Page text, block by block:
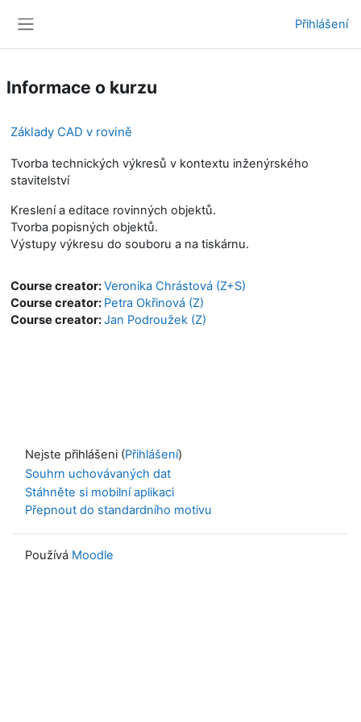
Přihlášení
Informace o kurzu
Základy CAD v rovině
Tvorba technických výkresů v kontextu inženýrského
stavitelství
Kreslení a editace rovinných objektů.
Tvorba popisných objektů.
Výstupy výkresu do souboru a na tiskárnu.
Course creator:Veronika Chrástová (Z+S)
Course creator: Petra Okřinová (Z)
Course creator:Jan Podroužek (Z)
Nejste přihlášeni (Přihlášení)
Souhrn uchovávaných dat
Stáhněte si mobilní aplikaci
Přepnout do standardního motivu
Používá Moodle